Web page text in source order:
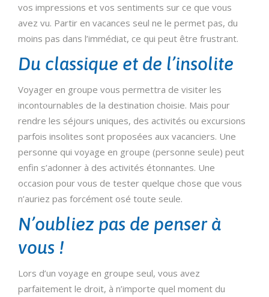
vos impressions et vos sentiments sur ce que vous
avez vu. Partir en vacances seul ne le permet pas, du
moins pas dans l’immédiat, ce qui peut être frustrant.
Du classique et de l’insolite
Voyager en groupe vous permettra de visiter les
incontournables de la destination choisie. Mais pour
rendre les séjours uniques, des activités ou excursions
parfois insolites sont proposées aux vacanciers. Une
personne qui voyage en groupe (personne seule) peut
enfin s’adonner à des activités étonnantes. Une
occasion pour vous de tester quelque chose que vous
n’auriez pas forcément osé toute seule.
N’oubliez pas de penser à
vous !
Lors d’un voyage en groupe seul, vous avez
parfaitement le droit, à n’importe quel moment du